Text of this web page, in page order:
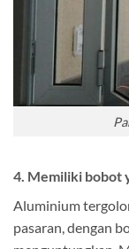
4. Memiliki bobot
Aluminium
pasaran, dengan